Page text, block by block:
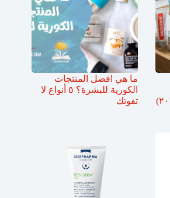
ما هي افضل المنتجات
الكورية للبشرة؟ ٥ أنواع لا
تفوتك